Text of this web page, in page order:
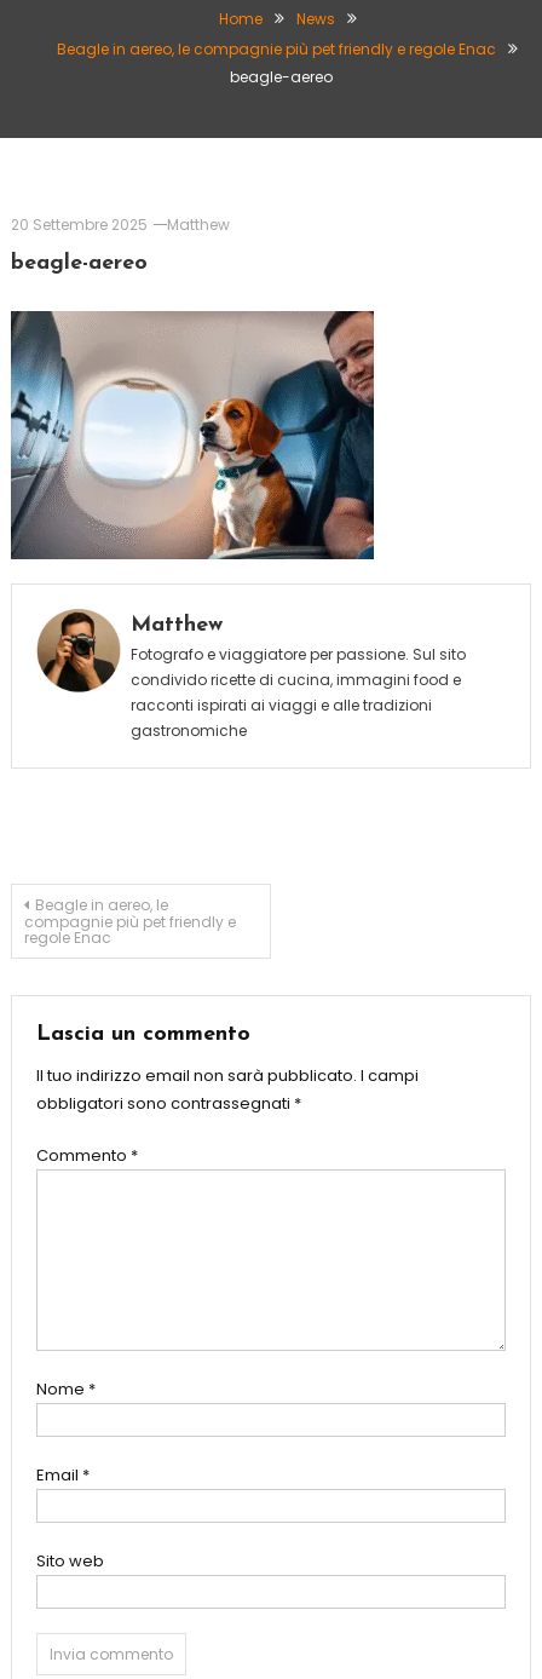
Home
News
Beagle in aereo, le compagnie più pet friendly e regole Enac
beagle-aereo
20 Settembre 2025 Matthew
beagle-aereo
Matthew
Fotografo e viaggiatore per passione. Sul sito
condivido ricette di cucina, immagini food e
racconti ispirati ai viaggi e alle tradizioni
gastronomiche
Navigazione
articoli
Beagle in aereo, le
compagnie più pet friendly e
regole Enac
Lascia un commento
Il tuo indirizzo email non sarà pubblicato. I campi
obbligatori sono contrassegnati *
Commento *
Nome *
Email *
Sito web